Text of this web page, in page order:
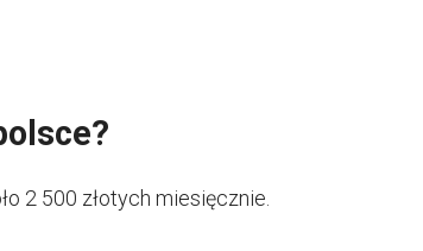
2 500 złotych miesięcznie.